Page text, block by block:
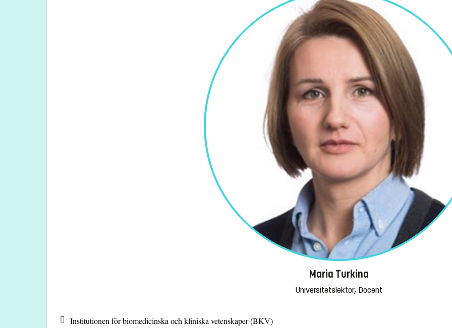
Maria Turkina
Universitetslektor, Docent
Institutionen för biomedicinska och kliniska vetenskaper (BKV)